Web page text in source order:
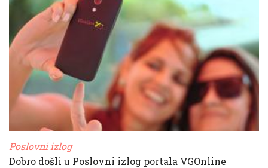
Poslovni izlog
Dobro došli u Poslovni izlog portala VGOnline